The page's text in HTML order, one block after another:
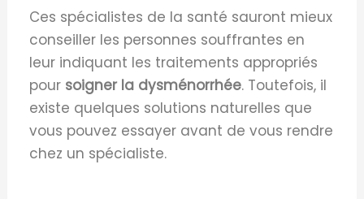
Ces spécialistes de la santé sauront mieux
conseiller les personnes souffrantes en
leur indiquant les traitements appropriés
pour soigner la dysménorrhée. Toutefois, il
existe quelques solutions naturelles que
vous pouvez essayer avant de vous rendre
chez un spécialiste.